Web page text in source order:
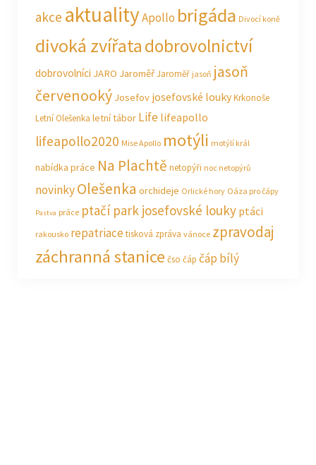
akce aktualityApollo brigáda Divocí koně
divoká zvířatadobrovolnictví
dobrovolníci JARO JaroměřJaroměř jasoň jasoň
červenooký Josefov josefovské loukyKrkonoše
Letní Olešenka letní tábor Life lifeapollo
lifeapollo2020 Mise Apollo motýli motýlí král
nabídka práce Na Plachtě netopýři noc netopýrů
novinkyOlešenka orchideje Orlické hory Oáza pro čápy
Pastva práce ptačí park josefovské louky ptáci
rakousko repatriacetisková zpráva vánoce zpravodaj
záchranná stanice čso čáp čáp bílý